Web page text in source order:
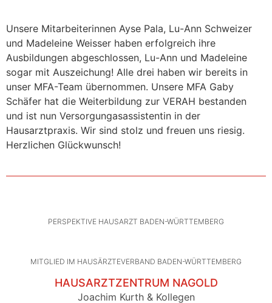
Unsere Mitarbeiterinnen Ayse Pala, Lu-Ann Schweizer
und Madeleine Weisser haben erfolgreich ihre
Ausbildungen abgeschlossen, Lu-Ann und Madeleine
sogar mit Auszeichung! Alle drei haben wir bereits in
unser MFA-Team übernommen. Unsere MFA Gaby
Schäfer hat die Weiterbildung zur VERAH bestanden
und ist nun Versorgungasassistentin in der
Hausarztpraxis. Wir sind stolz und freuen uns riesig.
Herzlichen Glückwunsch!
PERSPEKTIVE HAUSARZT BADEN-WÜRTTEMBERG
MITGLIED IM HAUSÄRZTEVERBAND BADEN-WÜRTTEMBERG
HAUSARZTZENTRUM NAGOLD
Joachim Kurth & Kollegen